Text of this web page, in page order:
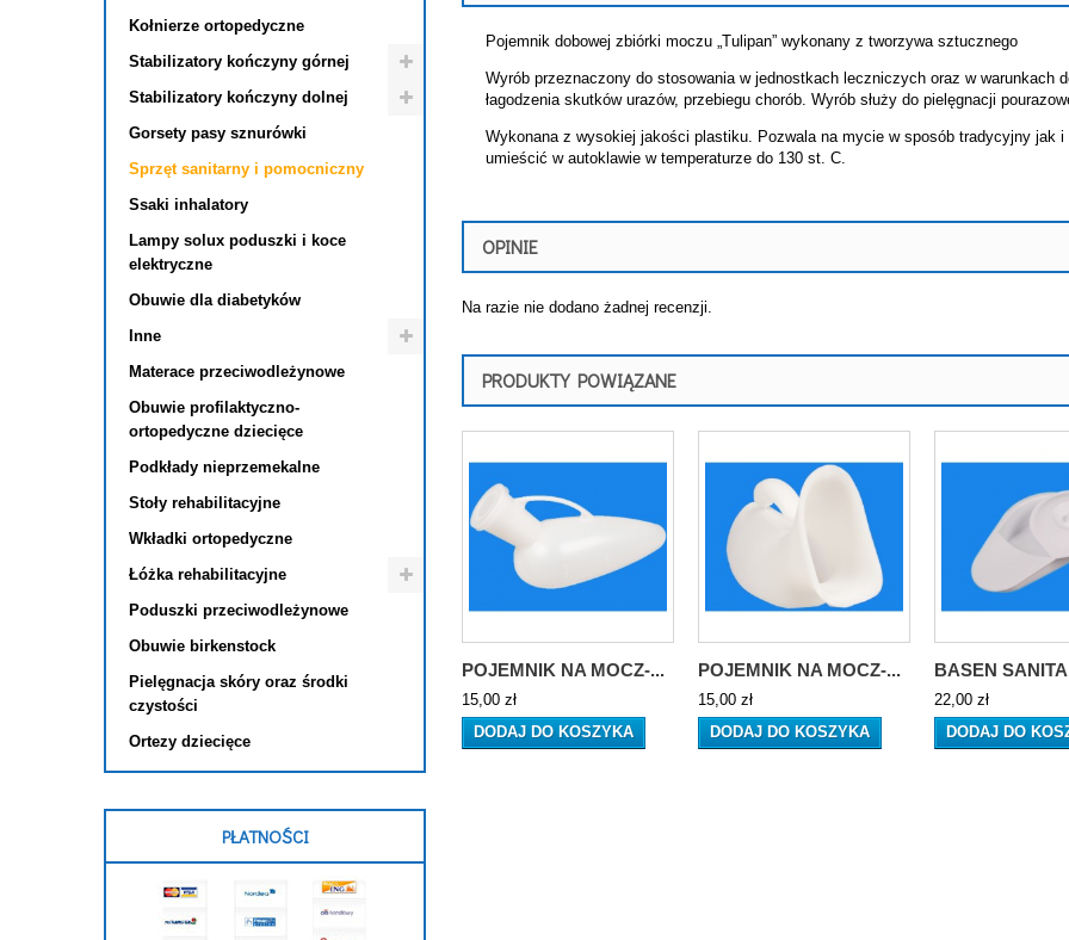
Kołnierze ortopedyczne
Stabilizatory kończyny górnej
Stabilizatory kończyny dolnej
Gorsety pasy sznurówki
Sprzęt sanitarny i pomocniczny
Ssaki inhalatory
Lampy solux poduszki i koce
elektryczne
Obuwie dla diabetyków
Inne
Materace przeciwodleżynowe
Obuwie profilaktyczno-
ortopedyczne dziecięce
Podkłady nieprzemekalne
Stoły rehabilitacyjne
Wkładki ortopedyczne
Łóżka rehabilitacyjne
Poduszki przeciwodleżynowe
Obuwie birkenstock
Pielęgnacja skóry oraz środki
czystości
Ortezy dziecięce
PŁATNOŚCI
Pojemnik dobowej zbiórki moczu „Tulipan” wykonany z tworzywa sztucznego
Wyrób przeznaczony do stosowania w jednostkach leczniczych oraz w warunkach
łagodzenia skutków urazów, przebiegu chorób. Wyrób służy do pielęgnacji
Wykonana z wysokiej jakości plastiku. Pozwala na mycie w sposób tradycyjny jak
umieścić w autoklawie w temperaturze do 130 st. C.
OPINIE
Na razie nie dodano żadnej recenzji.
PRODUKTY POWIĄZANE
POJEMNIK NA MOCZ-...
15,00 zł
DODAJ DO KOSZYKA
POJEMNIK NA MOCZ-...
15,00 zł
DODAJ DO KOSZYKA
BASEN
22,00 zł
DODAJ DO